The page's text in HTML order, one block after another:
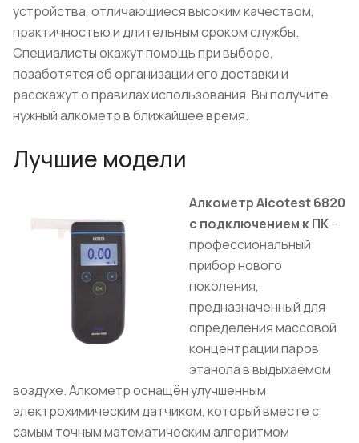
устройства, отличающиеся высоким качеством,
практичностью и длительным сроком службы.
Специалисты окажут помощь при выборе,
позаботятся об организации его доставки и
расскажут о правилах использования. Вы получите
нужный алкометр в ближайшее время.
Лучшие модели
Алкометр Alcotest 6820
с подключением к ПК–
профессиональный
прибор нового
поколения,
предназначенный для
определения массовой
концентрации паров
этанола в выдыхаемом
воздухе. Алкометр оснащён улучшенным
электрохимическим датчиком, который вместе с
самым точным математическим алгоритмом